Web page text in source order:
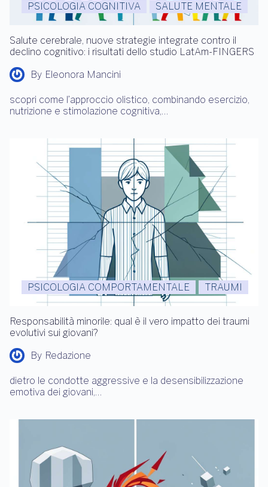
PSICOLOGIA COGNITIVA SALUTE MENTALE
Salute cerebrale, nuove strategie integrate contro il
declino cognitivo: i risultati dello studio LatAm-FINGERS
By Eleonora Mancini
scopri come l’approccio olistico, combinando esercizio,
nutrizione e stimolazione cognitiva,…
PSICOLOGIA COMPORTAMENTALE TRAUMI
Responsabilità minorile: qual è il vero impatto dei traumi
evolutivi sui giovani?
By Redazione
dietro le condotte aggressive e la desensibilizzazione
emotiva dei giovani,…